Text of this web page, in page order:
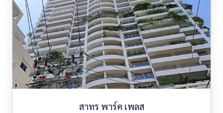
สาทร พาร์ค เพลส